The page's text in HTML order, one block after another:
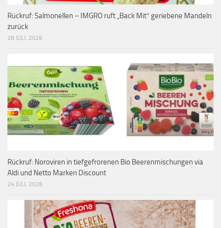
Rückruf: Salmonellen – IMGRO ruft „Back Mit“ geriebene Mandeln
zurück
28 JULI, 2026
Rückruf: Noroviren in tiefgefrorenen Bio Beerenmischungen via
Aldi und Netto Marken Discount
24 JULI, 2026